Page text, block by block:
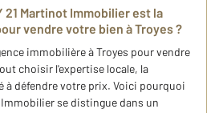
21 Martinot Immobilier est la
vendre votre bien à Troyes ?
immobilière à Troyes pour vendre
choisir l'expertise locale, la
à défendre votre prix. Voici pourquoi
Immobilier se distingue dans un